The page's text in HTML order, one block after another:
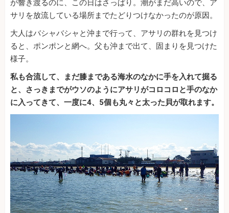
が響き渡るのに、この日はさっぱり。潮がまだ高いので、ア
サリを放流している場所までたどりつけなかったのが原因。
大人はバシャバシャと沖まで行って、アサリの群れを見つけ
ると、ポンポンと網へ。父も沖まで出て、固まりを見つけた
様子。
私も合流して、まだ膝まである海水のなかに手を入れて掘る
と、さっきまでがウソのようにアサリがコロコロと手のなか
に入ってきて、一度に4、5個も丸々と太った貝が取れます。